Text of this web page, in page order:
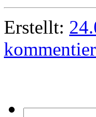
Erstellt: